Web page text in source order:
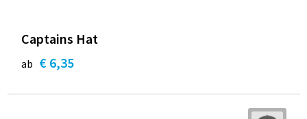
Captains Hat
ab € 6,35